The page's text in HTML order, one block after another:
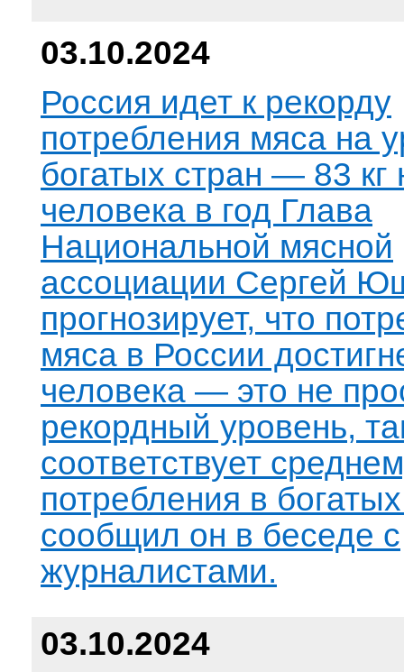
03.10.2024
Россия идет к рекорду
потребления мяса на
богатых стран — 83 кг
человека в год Глава
Национальной мясной
ассоциации Сергей
прогнозирует, что
мяса в России
человека — это не
рекордный уровень,
соответствует
потребления в
сообщил он в беседе с
журналистами.
03.10.2024